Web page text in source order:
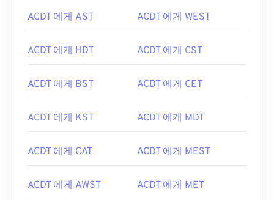
ACDT 에게 AST ACDT 에게 WEST
ACDT 에게 HDT ACDT 에게 CST
ACDT 에게 BST ACDT 에게 CET
ACDT 에게 KST ACDT 에게 MDT
ACDT 에게 CAT ACDT 에게 MEST
ACDT 에게 AWST ACDT 에게 MET